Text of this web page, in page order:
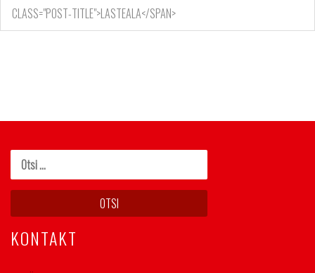
CLASS="POST-TITLE">LASTEALA</SPAN>
KONTAKT